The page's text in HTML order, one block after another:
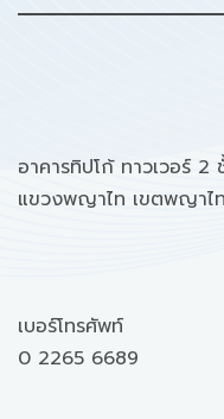
อาคารทิปโก้ ทาวเวอร์ 2
แขวงพญาไท เขตพญาไ
เบอร์โทรศัพท์
0 2265 6689